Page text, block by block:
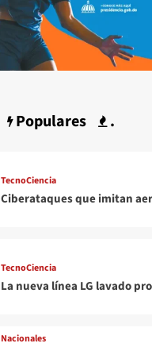
Populares .
TecnoCiencia
Ciberataques que imitan
TecnoCiencia
La nueva línea LG lavado
Nacionales